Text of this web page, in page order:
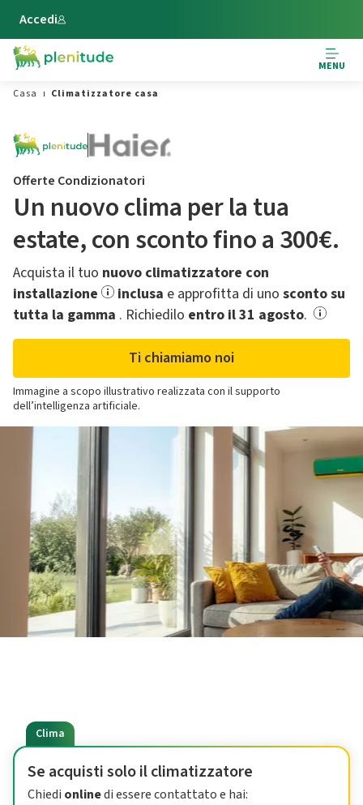
Vai al contenuto principale
Accedi
MENU
Casa
Climatizzatore casa
Offerte Condizionatori
Un nuovo clima per la tua
estate,​ con sconto fino a 300€.
Acquista il tuo nuovo climatizzatore con
installazione
inclusa e approfitta di uno sconto su
tutta la gamma .​ Richiedilo entro il 31 agosto.
Ti chiamiamo noi
Immagine a scopo illustrativo realizzata con il supporto
dell’intelligenza artificiale.
Clima
Se acquisti solo il climatizzatore
Chiedi onlinedi essere contattato e hai: